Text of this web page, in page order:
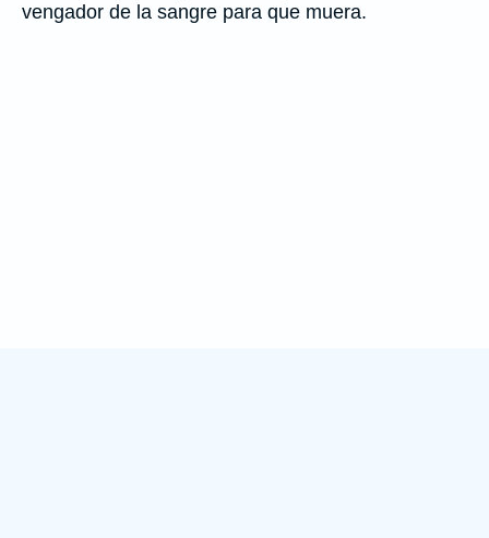
vengador de la sangre para que muera.